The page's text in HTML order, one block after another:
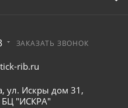
ЗАКАЗАТЬ ЗВОНОК
rib.ru
ул. Искры дом 31,
БЦ "ИСКРА"